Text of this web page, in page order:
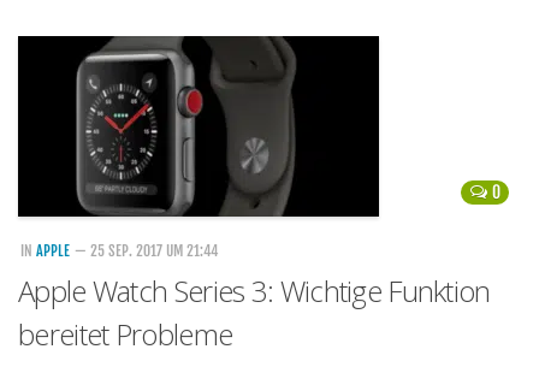
0
IN APPLE — 25 SEP. 2017 UM 21:44
Apple Watch Series 3: Wichtige Funktion
bereitet Probleme